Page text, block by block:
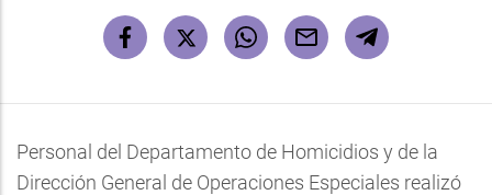
Personal del Departamento de Homicidios y de la
Dirección General de Operaciones Especiales realizó